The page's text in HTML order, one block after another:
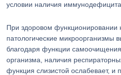
условии наличия иммунодефицита
При здоровом функционировании
патологические микроорганизмы
благодаря функции
организма, наличия
функция слизистой ослабевает,